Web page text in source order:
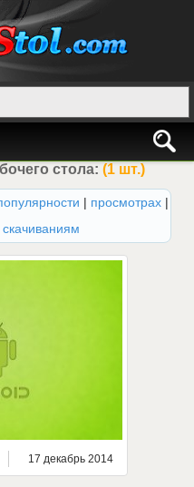
стола: (1 шт.)
| просмотрах |
скачиваниям
17 декабрь 2014